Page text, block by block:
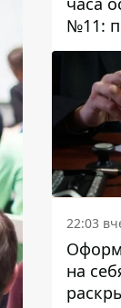
№11:
22:03
на